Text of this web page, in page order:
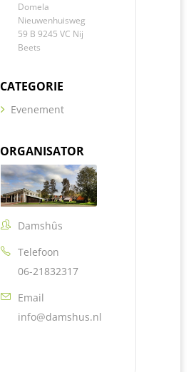
Domela
Nieuwenhuisweg
59 B 9245 VC Nij
Beets
CATEGORIE
Evenement
ORGANISATOR
Damshûs
Telefoon
06-21832317
Email
info@damshus.nl